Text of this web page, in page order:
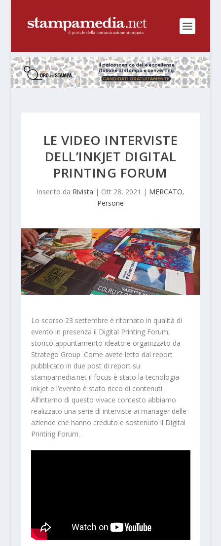
LE VIDEO INTERVISTE
DELL’INKJET DIGITAL
PRINTING FORUM
Inserito da Rivista | Ott 28, 2021 | MERCATO,
Persone
Lo scorso 23 settembre è ritornato in qualità di
evento in presenza il Digital Printing Forum,
storico appuntamento ideato e organizzato da
Stratego Group. Come avete letto dal report
pubblicato in due post di report su
stampamedia.net il focus è stato la tecnologia
inkjet e l’evento è stato ricco di contenuti.
All’interno di questo vivace contesto abbiamo
realizzato una serie di interviste ai manager delle
aziende che hanno creduto e sostenuto il Digital
Printing Forum.